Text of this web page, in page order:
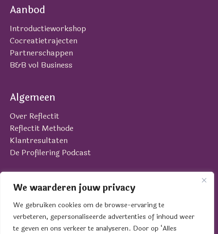
We waarderen jouw privacy
We gebruiken cookies om de browse-ervaring te
verbeteren, gepersonaliseerde advertenties of inhoud weer
te geven en ons verkeer te analyseren. Door op ‘Alles
Aanbod
Introductieworkshop
Cocreatietrajecten
Partnerschappen
B&B vol Business
Algemeen
Over Reflectit
Reflectit Methode
Klantresultaten
De Profilering Podcast
Contact
Laan van Brabant 22
4701 BK Roosendaal
contact@reflectit.nl